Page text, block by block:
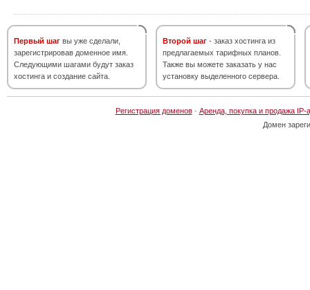
Первый шаг вы уже сделали,
зарегистрировав доменное имя.
Следующими шагами будут заказ
хостинга и создание сайта.
Второй шаг - заказ хостинга из
предлагаемых тарифных планов.
Также вы можете заказать у нас
установку выделенного сервера.
Регистрация доменов· Аренда, покупка и продажа IP-
Домен